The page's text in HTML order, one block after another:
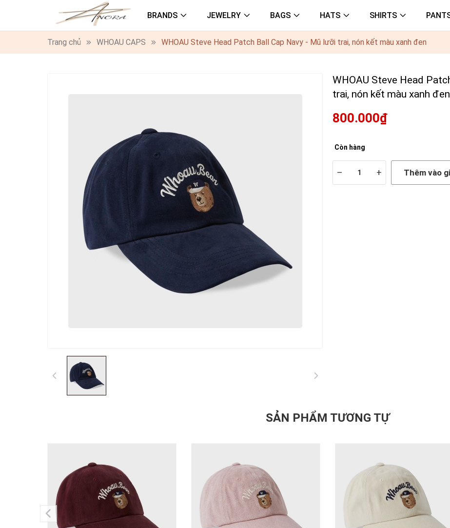
BRANDS JEWELRY BAGS HATS SHIRTS
Trang chủ WHOAU CAPS WHOAU Steve Head Patch Ball Cap Navy - Mũ lưỡi trai, nón kết màu xanh đen
WHOAU Steve Head
trai, nón kết màu xanh đen
800.000₫
Còn hàng
– + Thêm vào
SẢN PHẨM TƯƠNG TỰ